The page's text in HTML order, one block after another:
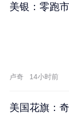
美银：零跑
卢奇 14小时前
美国花旗：